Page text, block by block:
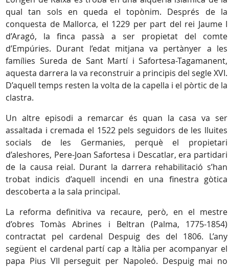
qual tan sols en queda el topònim. Després de la
conquesta de Mallorca, el 1229 per part del rei Jaume I
d’Aragó, la finca passà a ser propietat del comte
d’Empúries. Durant l’edat mitjana va pertànyer a les
famílies Sureda de Sant Martí i Safortesa-Tagamanent,
aquesta darrera la va reconstruir a principis del segle XVI.
D’aquell temps resten la volta de la capella i el pòrtic de la
clastra.
Un altre episodi a remarcar és quan la casa va ser
assaltada i cremada el 1522 pels seguidors de les lluites
socials de les Germanies, perquè el propietari
d’aleshores, Pere-Joan Safortesa i Descatlar, era partidari
de la causa reial. Durant la darrera rehabilitació s’han
trobat indicis d’aquell incendi en una finestra gòtica
descoberta a la sala principal.
La reforma definitiva va recaure, però, en el mestre
d’obres Tomàs Abrines i Beltran (Palma, 1775-1854)
contractat pel cardenal Despuig des del 1806. L’any
següent el cardenal partí cap a Itàlia per acompanyar el
papa Pius VII perseguit per Napoleó. Despuig mai no